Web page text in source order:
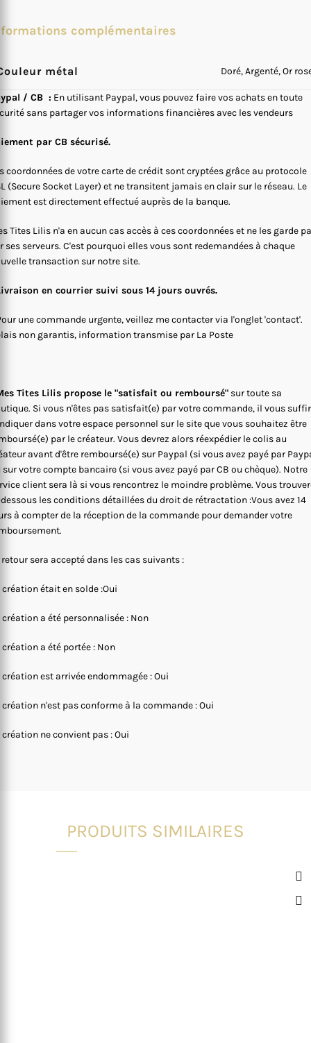
complémentaires
métal Doré, Argenté, Or
/ CB : En utilisant Paypal, vous pouvez faire vos achats en toute
sans partager vos informations financières avec les vendeurs
par CB sécurisé.
coordonnées de votre carte de crédit sont cryptées grâce au protocole
(Secure Socket Layer) et ne transitent jamais en clair sur le réseau. Le
est directement effectué auprès de la banque.
Tites Lilis n'a en aucun cas accès à ces coordonnées et ne les garde
ses serveurs. C'est pourquoi elles vous sont redemandées à chaque
transaction sur notre site.
en courrier suivi sous 14 jours ouvrés.
une commande urgente, veillez me contacter via l'onglet 'contact'.
non garantis, information transmise par La Poste
Tites Lilis propose le "satisfait ou remboursé" sur toute sa
Si vous n'êtes pas satisfait(e) par votre commande, il vous
dans votre espace personnel sur le site que vous souhaitez être
par le créateur. Vous devrez alors réexpédier le colis au
avant d'être remboursé(e) sur Paypal (si vous avez payé par
sur votre compte bancaire (si vous avez payé par CB ou chèque). Notre
client sera là si vous rencontrez le moindre problème. Vous
les conditions détaillées du droit de rétractation :Vous avez 14
à compter de la réception de la commande pour demander votre
retour sera accepté dans les cas suivants :
création était en solde :Oui
création a été personnalisée : Non
création a été portée : Non
création est arrivée endommagée : Oui
création n'est pas conforme à la commande : Oui
création ne convient pas : Oui
PRODUITS SIMILAIRES